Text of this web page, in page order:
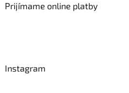
Prijímame online platby
Instagram